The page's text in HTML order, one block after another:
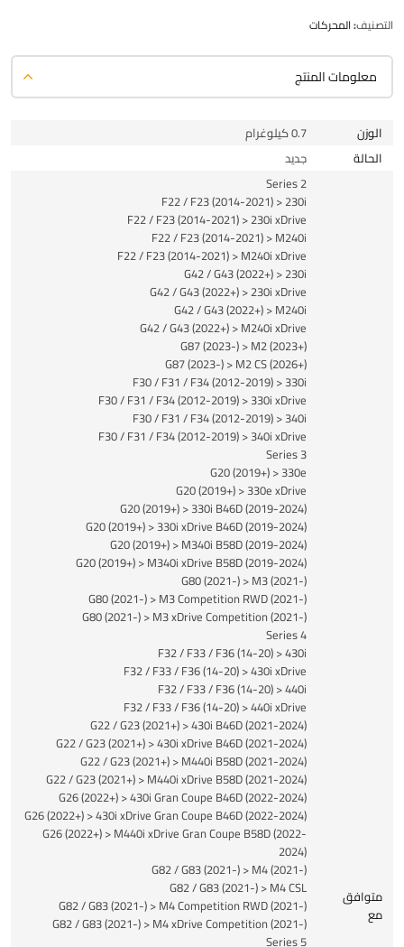
التصنيف:المحركات
معلومات المنتج
الوزن
0.7 كيلوغرام
الحالة
جديد
متوافق
مع
2 Series
F22 / F23 (2014-2021) > 230i
F22 / F23 (2014-2021) > 230i xDrive
F22 / F23 (2014-2021) > M240i
F22 / F23 (2014-2021) > M240i xDrive
G42 / G43 (2022+) > 230i
G42 / G43 (2022+) > 230i xDrive
G42 / G43 (2022+) > M240i
G42 / G43 (2022+) > M240i xDrive
G87 (2023-) > M2 (2023+)
G87 (2023-) > M2 CS (2026+)
F30 / F31 / F34 (2012-2019) > 330i
F30 / F31 / F34 (2012-2019) > 330i xDrive
F30 / F31 / F34 (2012-2019) > 340i
F30 / F31 / F34 (2012-2019) > 340i xDrive
3 Series
G20 (2019+) > 330e
G20 (2019+) > 330e xDrive
G20 (2019+) > 330i B46D (2019-2024)
G20 (2019+) > 330i xDrive B46D (2019-2024)
G20 (2019+) > M340i B58D (2019-2024)
G20 (2019+) > M340i xDrive B58D (2019-2024)
G80 (2021-) > M3 (2021-)
G80 (2021-) > M3 Competition RWD (2021-)
G80 (2021-) > M3 xDrive Competition (2021-)
4 Series
F32 / F33 / F36 (14-20) > 430i
F32 / F33 / F36 (14-20) > 430i xDrive
F32 / F33 / F36 (14-20) > 440i
F32 / F33 / F36 (14-20) > 440i xDrive
G22 / G23 (2021+) > 430i B46D (2021-2024)
G22 / G23 (2021+) > 430i xDrive B46D (2021-2024)
G22 / G23 (2021+) > M440i B58D (2021-2024)
G22 / G23 (2021+) > M440i xDrive B58D (2021-2024)
G26 (2022+) > 430i Gran Coupe B46D (2022-2024)
G26 (2022+) > 430i xDrive Gran Coupe B46D (2022-2024)
G26 (2022+) > M440i xDrive Gran Coupe B58D (2022-
2024)
G82 / G83 (2021-) > M4 (2021-)
G82 / G83 (2021-) > M4 CSL
G82 / G83 (2021-) > M4 Competition RWD (2021-)
G82 / G83 (2021-) > M4 xDrive Competition (2021-)
5 Series